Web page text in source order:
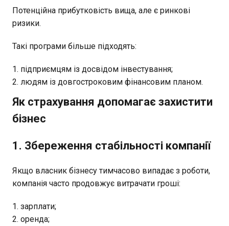
Потенційна прибутковість вища, але є ринкові
ризики.
Такі програми більше підходять:
підприємцям із досвідом інвестування;
людям із довгостроковим фінансовим планом.
Як страхування допомагає захистити
бізнес
1. Збереження стабільності компанії
Якщо власник бізнесу тимчасово випадає з роботи,
компанія часто продовжує витрачати гроші:
зарплати;
оренда;